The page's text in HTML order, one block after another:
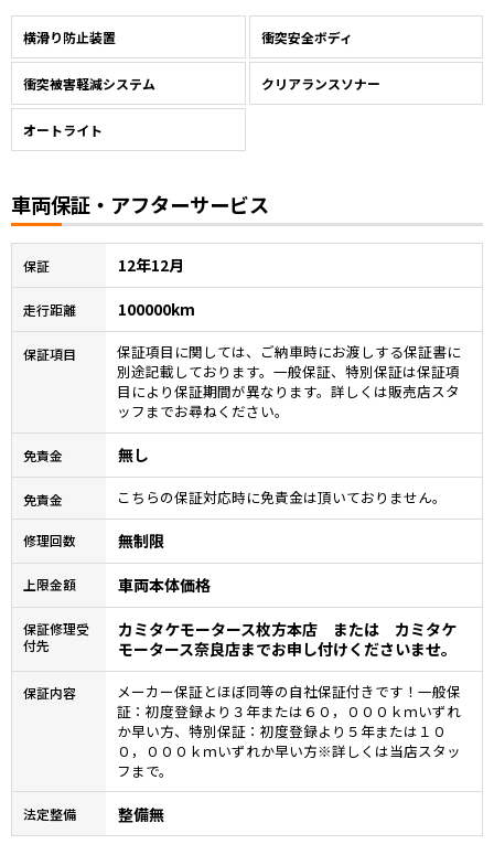
横滑り防止装置 衝突安全ボディ
衝突被害軽減システム クリアランスソナー
オートライト
車両保証・アフターサービス
保証 12年12月
走行距離 100000km
保証項目
保証項目に関しては、ご納車時にお渡しする保証書に
別途記載しております。一般保証、特別保証は保証項
目により保証期間が異なります。詳しくは販売店スタ
ッフまでお尋ねください。
免責金 無し
免責金 こちらの保証対応時に免責金は頂いておりません。
修理回数 無制限
上限金額 車両本体価格
保証修理受
付先
カミタケモータース枚方本店 または カミタケ
モータース奈良店までお申し付けくださいませ。
保証内容
メーカー保証とほぼ同等の自社保証付きです！一般保
証：初度登録より３年または６０，０００ｋｍいずれ
か早い方、特別保証：初度登録より５年または１０
０，０００ｋｍいずれか早い方※詳しくは当店スタッ
フまで。
法定整備 整備無